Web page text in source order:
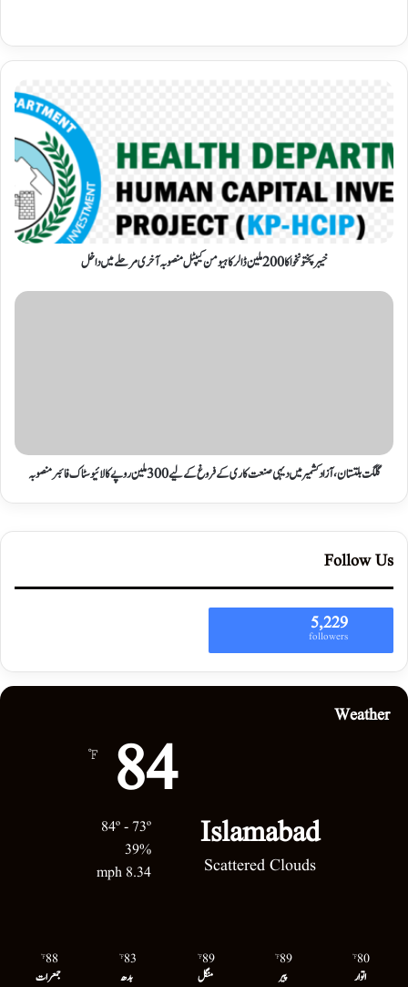
خیبرپختونخوا کا 200 ملین ڈالر کا ہیومن کیپٹل منصوبہ آخری مرحلے میں داخل
گلگت بلتستان، آزاد کشمیر میں دیہی صنعت کاری کے فروغ کے لیے 300 ملین روپے کا لائیوسٹاک فائبر منصوبہ
Follow Us
5,229
followers
Weather
Islamabad
Scattered Clouds
84
℉
39%
8.34 mph
80
℉
اتوار
89
℉
پیر
89
℉
منگل
83
℉
بدھ
88
℉
جمعرات